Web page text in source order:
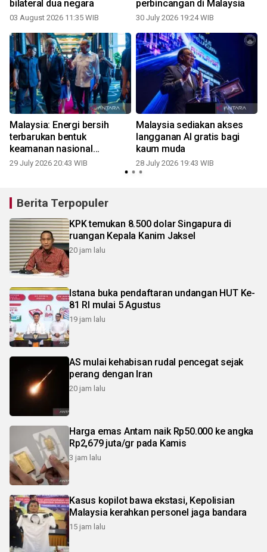
bilateral dua negara
03 August 2026 11:35 WIB
perbincangan di Malaysia
30 July 2026 19:24 WIB
Malaysia: Energi bersih
terbarukan bentuk
keamanan nasional
mendasar
29 July 2026 20:43 WIB
Malaysia sediakan akses
langganan AI gratis bagi
kaum muda
28 July 2026 19:43 WIB
Berita Terpopuler
KPK temukan 8.500 dolar Singapura di
ruangan Kepala Kanim Jaksel
20 jam lalu
Istana buka pendaftaran undangan HUT Ke-
81 RI mulai 5 Agustus
19 jam lalu
AS mulai kehabisan rudal pencegat sejak
perang dengan Iran
20 jam lalu
Harga emas Antam naik Rp50.000 ke angka
Rp2,679 juta/gr pada Kamis
3 jam lalu
Kasus kopilot bawa ekstasi, Kepolisian
Malaysia kerahkan personel jaga bandara
15 jam lalu